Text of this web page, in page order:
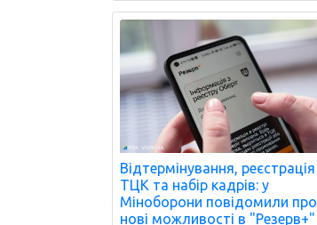
Відтермінування,
ТЦК та набір кадрів: у
Міноборони повідомили про
нові можливості в "Резерв+"